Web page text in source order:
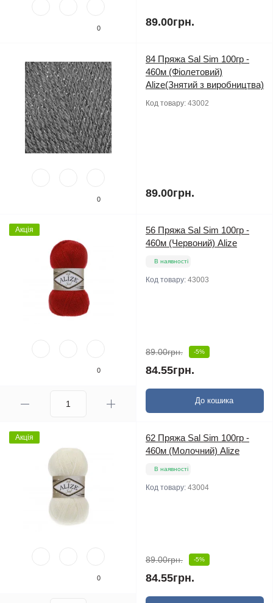
0 89.00грн.
0
84 Пряжа Sal Sim 100гр -
460м (Фіолетовий)
Alize(Знятий з виробництва)
Код товару: 43002
89.00грн.
Акція
0
56 Пряжа Sal Sim 100гр -
460м (Червоний) Alize
В наявності
Код товару: 43003
89.00грн. -5%
84.55грн.
До кошика
Акція
0
62 Пряжа Sal Sim 100гр -
460м (Молочний) Alize
В наявності
Код товару: 43004
89.00грн. -5%
84.55грн.